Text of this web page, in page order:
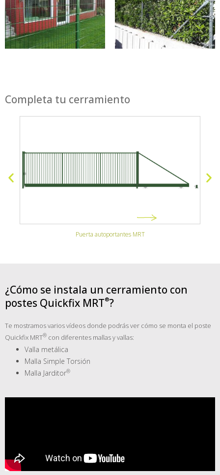
Completa tu cerramiento
Puerta autoportantes MRT
¿Cómo se instala un cerramiento con
postes Quickfix MRT ?
Te mostramos varios vídeos donde podrás ver cómo se monta el poste
Quickfix MRT
con diferentes mallas y vallas:
Valla metálica
Malla Simple Torsión
Malla Jarditor